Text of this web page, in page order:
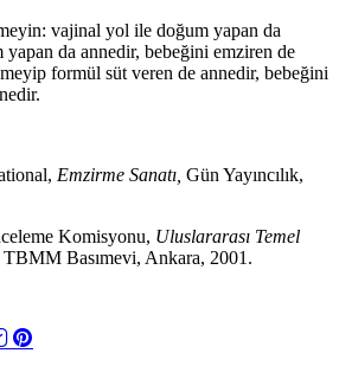
vajinal yol ile doğum yapan da
yapan da annedir, bebeğini emziren de
formül süt veren de annedir, bebeğini
Emzirme Sanatı, Gün Yayıncılık,
Komisyonu, Uluslararası Temel
TBMM Basımevi, Ankara, 2001.